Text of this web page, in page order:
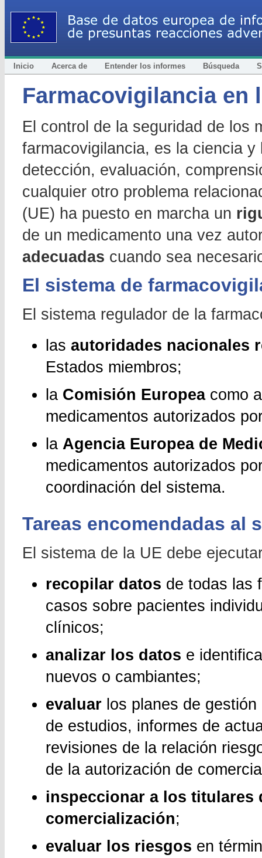
Inicio Acerca de Entender los informes Búsqueda
Farmacovigilancia en
El control de la seguridad de los
farmacovigilancia, es la ciencia
detección, evaluación,
cualquier otro problema
(UE) ha puesto en marcha un
de un medicamento una vez
adecuadas cuando sea
El sistema de
El sistema regulador de la
las autoridades nacionales
Estados miembros;
la Comisión Europeacomo
medicamentos autorizados
la Agencia Europea de
medicamentos autorizados
coordinación del sistema.
Tareas encomendadas al
El sistema de la UE debe
recopilar datos de todas las
casos sobre pacientes
clínicos;
analizar los datos e
nuevos o cambiantes;
evaluar los planes de
de estudios, informes de
revisiones de la relación
de la autorización de
inspeccionar a los titulares
comercialización;
evaluar los riesgos en